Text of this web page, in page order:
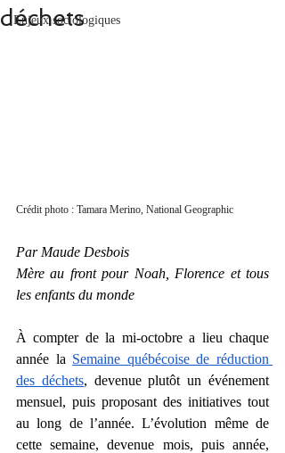
Enjeux sociologiques
déchets
Crédit photo : Tamara Merino, National Geographic
Par Maude Desbois
Mère au front pour Noah, Florence et tous
les enfants du monde
À compter de la mi-octobre a lieu chaque
année la Semaine québécoise de réduction
des déchets, devenue plutôt un événement
mensuel, puis proposant des initiatives tout
au long de l’année. L’évolution même de
cette semaine, devenue mois, puis année,